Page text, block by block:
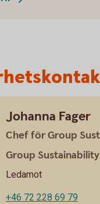
Johanna Fager
Chef för Group
Group Sustainability
Ledamot
+46 72 228 69 79